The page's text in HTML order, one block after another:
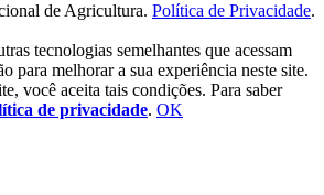
de Agricultura. Política de Privacidade.
tecnologias semelhantes que acessam
para melhorar a sua experiência neste site.
você aceita tais condições. Para saber
de privacidade. OK